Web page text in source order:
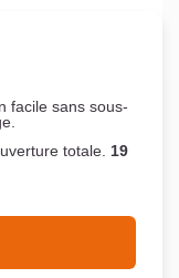
facile sans sous-
totale. 19